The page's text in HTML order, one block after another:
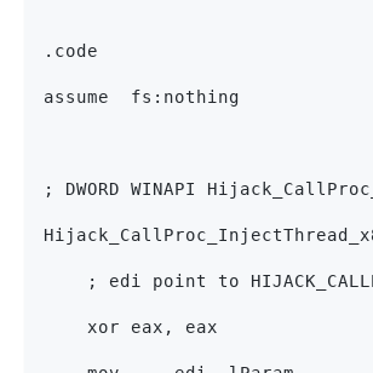
.code
assume  fs:nothing
; DWORD WINAPI
; edi point to
    xor eax, eax